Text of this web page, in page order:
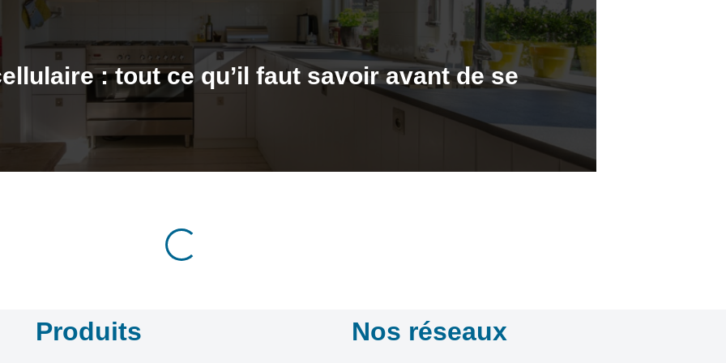
: tout ce qu’il faut savoir avant de se
Produits Nos réseaux